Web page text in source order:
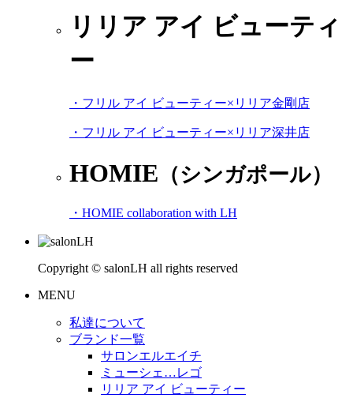
リリア アイ ビューティ
ー
・フリル アイ ビューティー×リリア金剛店
・フリル アイ ビューティー×リリア深井店
HOMIE （シンガポール）
・HOMIE collaboration with LH
Copyright © salonLH all rights reserved
MENU
私達について
ブランド一覧
サロンエルエイチ
ミューシェ…レゴ
リリア アイ ビューティー